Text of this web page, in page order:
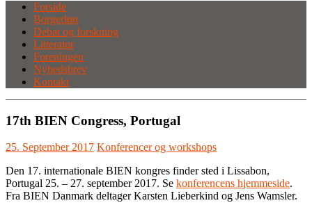
Forside
Borgerløn
Debat og forskning
Litteratur
Foreningen
Nyhedsbrev
Kontakt
17th BIEN Congress, Portugal
25. September 2017 Konferencer og workshops
Den 17. internationale BIEN kongres finder sted i Lissabon,
Portugal 25. – 27. september 2017. Se konferencens hjemmeside.
Fra BIEN Danmark deltager Karsten Lieberkind og Jens Wamsler.